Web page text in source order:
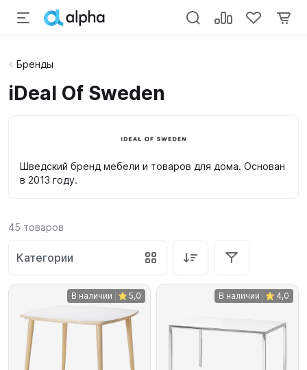
Бренды
iDeal Of Sweden
Шведский бренд мебели и товаров для дома. Основан
в 2013 году.
45 товаров
Категории
В наличии 5,0 В наличии 4,0